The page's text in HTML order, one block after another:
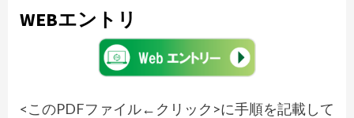
WEBエントリ
<このPDFファイル←クリック>に手順を記載して